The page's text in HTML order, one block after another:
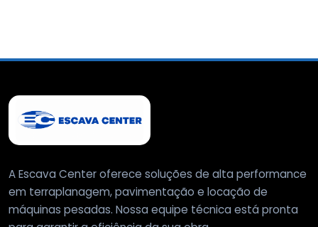
A Escava Center oferece soluções de alta performance
em terraplanagem, pavimentação e locação de
máquinas pesadas. Nossa equipe técnica está pronta